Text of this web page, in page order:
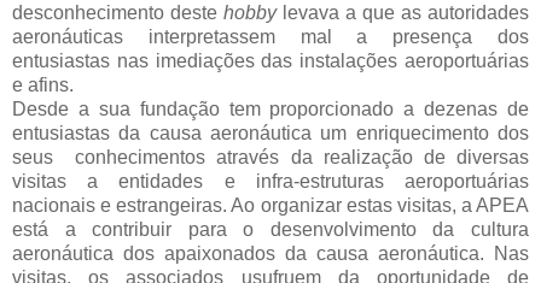
desconhecimento deste hobbylevava a que as autoridades
aeronáuticas interpretassem mal a presença dos
entusiastas nas imediações das instalações aeroportuárias
e afins.
Desde a sua fundação tem proporcionado a dezenas de
entusiastas da causa aeronáutica um enriquecimento dos
seus conhecimentos através da realização de diversas
visitas a entidades e infra-estruturas aeroportuárias
nacionais e estrangeiras. Ao organizar estas visitas, a APEA
está a contribuir para o desenvolvimento da cultura
aeronáutica dos apaixonados da causa aeronáutica. Nas
visitas, os associados usufruem da oportunidade de